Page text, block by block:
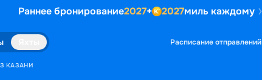
Раннее бронирование2027+ 2027миль каждому
Расписание отправлений
КАЗАНИ